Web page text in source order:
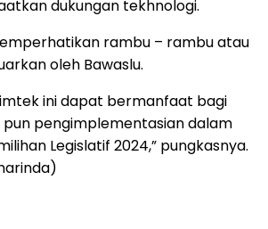
dukungan tekhnologi.
rambu – rambu atau
oleh Bawaslu.
ini dapat bermanfaat bagi
pengimplementasian dalam
Legislatif 2024,” pungkasnya.